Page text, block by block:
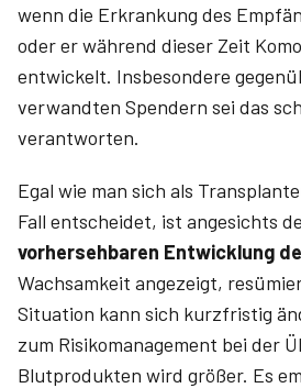
wenn die Erkrankung des
oder er während dieser Zeit
entwickelt. Insbesondere
verwandten Spendern sei das
verantworten.
Egal wie man sich als
Fall entscheidet, ist angesichts
vorhersehbaren Entwicklung
Wachsamkeit angezeigt,
Situation kann sich kurzfristig
zum Risikomanagement bei der
Blutprodukten wird größer. Es